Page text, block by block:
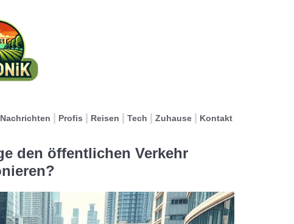
Nachrichten Profis Reisen Tech Zuhause Kontakt
den öffentlichen Verkehr